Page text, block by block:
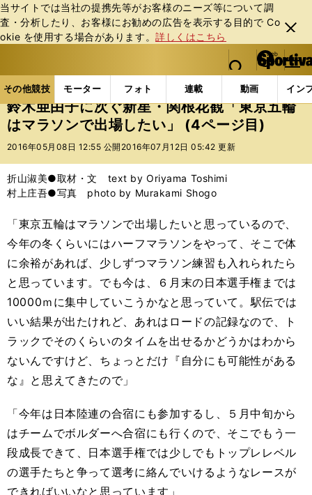
当サイトでは当社の提携先等がお客様のニーズ等について調
査・分析したり、お客様にお勧めの広告を表⽰する⽬的で Co
okie を使⽤する場合があります。詳しくはこちら
閉じ
る
web Sportiva (webスポルティーバ)
検索
マイペ
ー
ジ
メニュ
その他競技 モーター フォト 連載 動画 イン
ス
ポ
ル
バ
その他競技の記事一覧 陸上 鈴木亜由子に次ぐ新星
鈴木亜由子に次ぐ新星・関根花観「東京五輪
はマラソンで出場したい」 (4ページ目)
2016年05月08日 12:55 公開 2016年07月12日 05:42 更新
折山淑美●取材・文 text by Oriyama Toshimi
村上庄吾●写真 photo by Murakami Shogo
「東京五輪はマラソンで出場したいと思っているので、
今年の冬くらいにはハーフマラソンをやって、そこで体
に余裕があれば、少しずつマラソン練習も入れられたら
と思っています。でも今は、６月末の日本選手権までは
10000ｍに集中していこうかなと思っていて。駅伝では
いい結果が出たけれど、あれはロードの記録なので、ト
ラックでそのくらいのタイムを出せるかどうかはわから
ないんですけど、ちょっとだけ『自分にも可能性がある
な』と思えてきたので」
「今年は日本陸連の合宿にも参加するし、５月中旬から
はチームでボルダーへ合宿にも行くので、そこでもう一
段成長できて、日本選手権では少しでもトップレレベル
の選手たちと争って選考に絡んでいけるようなレースが
できればいいなと思っています」